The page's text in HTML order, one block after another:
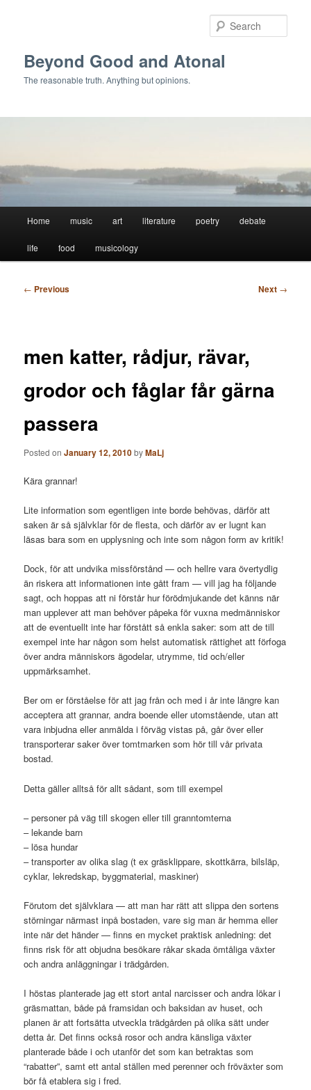
Beyond Good and Atonal
The reasonable truth. Anything but opinions.
Home music art literature poetry debate
life food musicology
Post
← Previous Next →
men katter, rådjur, rävar,
grodor och fåglar får gärna
passera
Posted onJanuary 12, 2010byMaLj
Kära grannar!
Lite information som egentligen inte borde behövas, därför att
saken är så självklar för de flesta, och därför av er lugnt kan
läsas bara som en upplysning och inte som någon form av kritik!
Dock, för att undvika missförstånd — och hellre vara övertydlig
än riskera att informationen inte gått fram — vill jag ha följande
sagt, och hoppas att ni förstår hur förödmjukande det känns när
man upplever att man behöver påpeka för vuxna medmänniskor
att de eventuellt inte har förstått så enkla saker: som att de till
exempel inte har någon som helst automatisk rättighet att förfoga
över andra människors ägodelar, utrymme, tid och/eller
uppmärksamhet.
Ber om er förståelse för att jag från och med i år inte längre kan
acceptera att grannar, andra boende eller utomstående, utan att
vara inbjudna eller anmälda i förväg vistas på, går över eller
transporterar saker över tomtmarken som hör till vår privata
bostad.
Detta gäller alltså för allt sådant, som till exempel
– personer på väg till skogen eller till granntomterna
– lekande barn
– lösa hundar
– transporter av olika slag (t ex gräsklippare, skottkärra, bilsläp,
cyklar, lekredskap, byggmaterial, maskiner)
Förutom det självklara — att man har rätt att slippa den sortens
störningar närmast inpå bostaden, vare sig man är hemma eller
inte när det händer — finns en mycket praktisk anledning: det
finns risk för att objudna besökare råkar skada ömtåliga växter
och andra anläggningar i trädgården.
I höstas planterade jag ett stort antal narcisser och andra lökar i
gräsmattan, både på framsidan och baksidan av huset, och
planen är att fortsätta utveckla trädgården på olika sätt under
detta år. Det finns också rosor och andra känsliga växter
planterade både i och utanför det som kan betraktas som
“rabatter”, samt ett antal ställen med perenner och fröväxter som
bör få etablera sig i fred.